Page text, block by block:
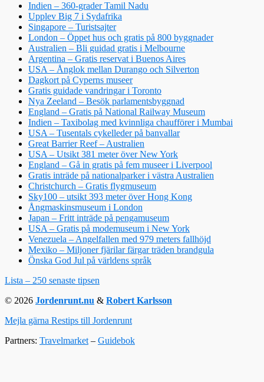
Indien – 360-grader Tamil Nadu
Upplev Big 7 i Sydafrika
Singapore – Turistsajter
London – Öppet hus och gratis på 800 byggnader
Australien – Bli guidad gratis i Melbourne
Argentina – Gratis reservat i Buenos Aires
USA – Ånglok mellan Durango och Silverton
Dagkort på Cyperns museer
Gratis guidade vandringar i Toronto
Nya Zeeland – Besök parlamentsbyggnad
England – Gratis på National Railway Museum
Indien – Taxibolag med kvinnliga chaufförer i Mumbai
USA – Tusentals cykelleder på banvallar
Great Barrier Reef – Australien
USA – Utsikt 381 meter över New York
England – Gå in gratis på fem museer i Liverpool
Gratis inträde på nationalparker i västra Australien
Christchurch – Gratis flygmuseum
Sky100 – utsikt 393 meter över Hong Kong
Ångmaskinsmuseum i London
Japan – Fritt inträde på pengamuseum
USA – Gratis på modemuseum i New York
Venezuela – Angelfallen med 979 meters fallhöjd
Mexiko – Miljoner fjärilar färgar träden brandgula
Önska God Jul på världens språk
Lista – 250 senaste tipsen
© 2026 Jordenrunt.nu & Robert Karlsson
Mejla gärna Restips till Jordenrunt
Partners: Travelmarket – Guidebok